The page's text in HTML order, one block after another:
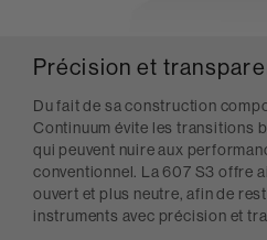
Précision et
Du fait de sa construction
Continuum évite les transitions
qui peuvent nuire aux
conventionnel. La 607 S3 offre
ouvert et plus neutre, afin de
instruments avec précision et